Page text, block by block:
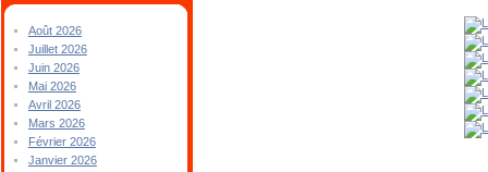
Août 2026
Juillet 2026
Juin 2026
Mai 2026
Avril 2026
Mars 2026
Février 2026
Janvier 2026